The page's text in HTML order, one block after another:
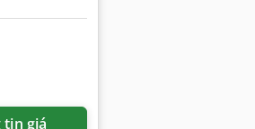
tin giá